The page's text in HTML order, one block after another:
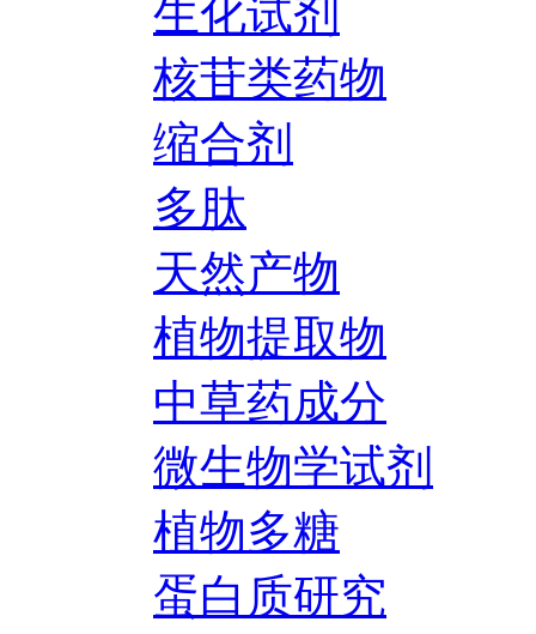
生化试剂
核苷类药物
缩合剂
多肽
天然产物
植物提取物
中草药成分
微生物学试剂
植物多糖
蛋白质研究